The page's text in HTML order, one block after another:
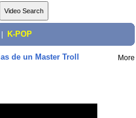
K-POP
de un Master Troll More